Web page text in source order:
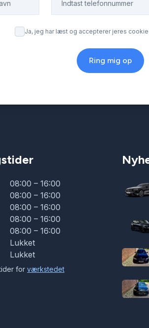
Ja, jeg har læst og accepterer jeres
Ring mig op
08:00 – 16:00
08:00 – 16:00
08:00 – 16:00
08:00 – 16:00
08:00 – 16:00
Lukket
Lukket
for værkstedet